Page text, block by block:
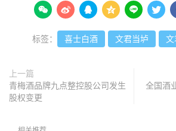
     
标签： 喜士白酒 文君当垆 文
上一篇
青梅酒品牌九点整控股公司发生
股权变更
全国酒